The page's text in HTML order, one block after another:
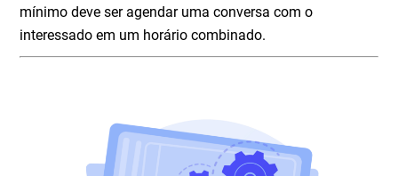
mínimo deve ser agendar uma conversa com o
interessado em um horário combinado.